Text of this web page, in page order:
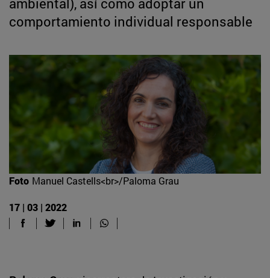
comportamiento individual responsable
Foto Manuel Castells<br>/Paloma Grau
17 | 03 | 2022